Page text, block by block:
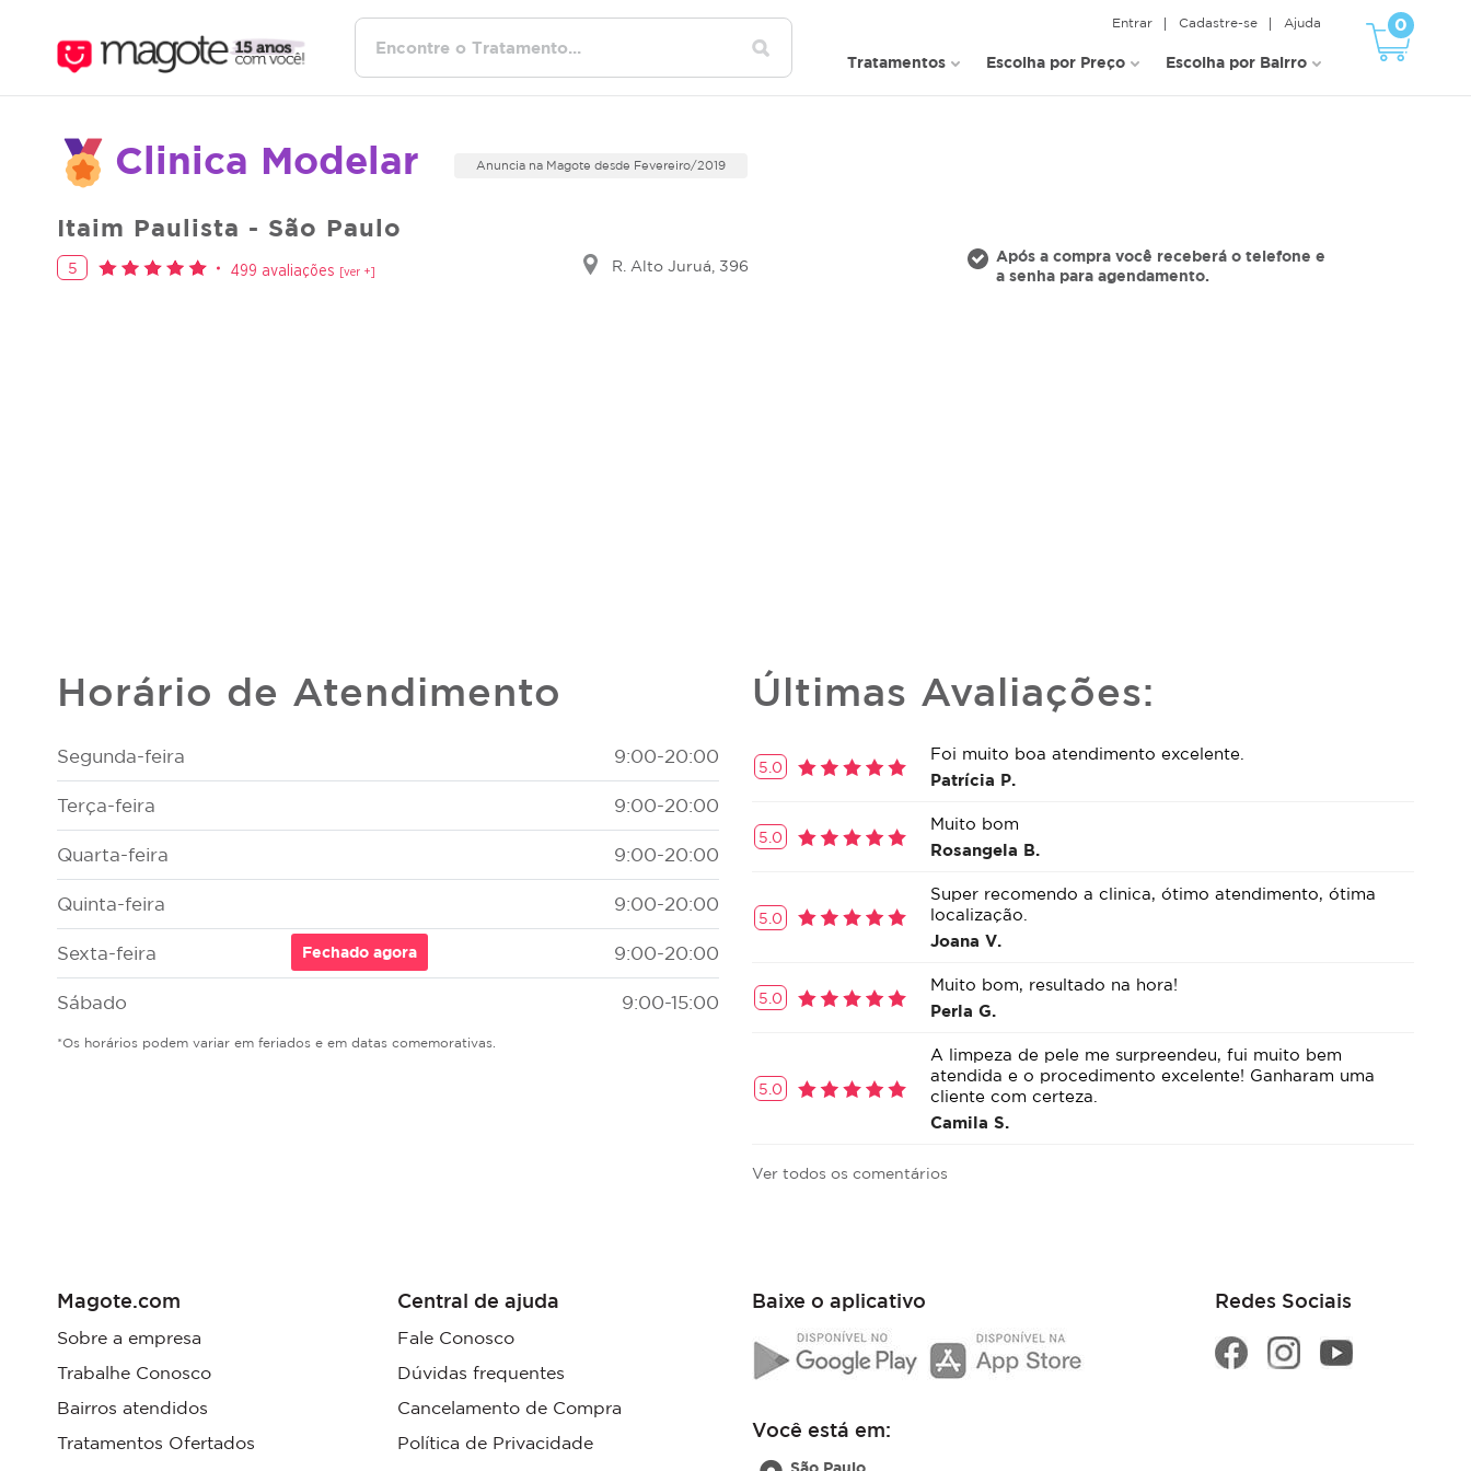
0
Entrar Cadastre-se Ajuda
Tratamentos Escolha por Preço Escolha por Bairro
Clinica Modelar Anuncia na Magote desde Fevereiro/2019
Itaim Paulista - São Paulo
5 499 avaliações [ver +] R. Alto Juruá, 396
Após a compra você receberá o telefone e
a senha para agendamento.
Horário de Atendimento
Segunda-feira 9:00-20:00
Terça-feira 9:00-20:00
Quarta-feira 9:00-20:00
Quinta-feira 9:00-20:00
Sexta-feira Fechado agora 9:00-20:00
Sábado 9:00-15:00
*Os horários podem variar em feriados e em datas comemorativas.
Últimas Avaliações:
5.0
Foi muito boa atendimento excelente.
Patrícia P.
5.0
Muito bom
Rosangela B.
5.0
Super recomendo a clinica, ótimo atendimento, ótima
localização.
Joana V.
5.0
Muito bom, resultado na hora!
Perla G.
5.0
A limpeza de pele me surpreendeu, fui muito bem
atendida e o procedimento excelente! Ganharam uma
cliente com certeza.
Camila S.
Ver todos os comentários
Magote.com
Sobre a empresa
Trabalhe Conosco
Bairros atendidos
Tratamentos Ofertados
Central de ajuda
Fale Conosco
Dúvidas frequentes
Cancelamento de Compra
Política de Privacidade
Baixe o aplicativo
Você está em:
São Paulo
Redes Sociais